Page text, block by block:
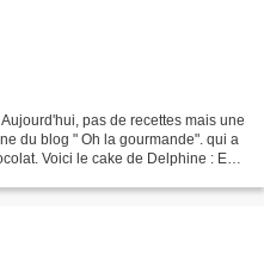
pas de recettes mais une
du blog " Oh la gourmande". qui a
Voici le cake de Delphine : En